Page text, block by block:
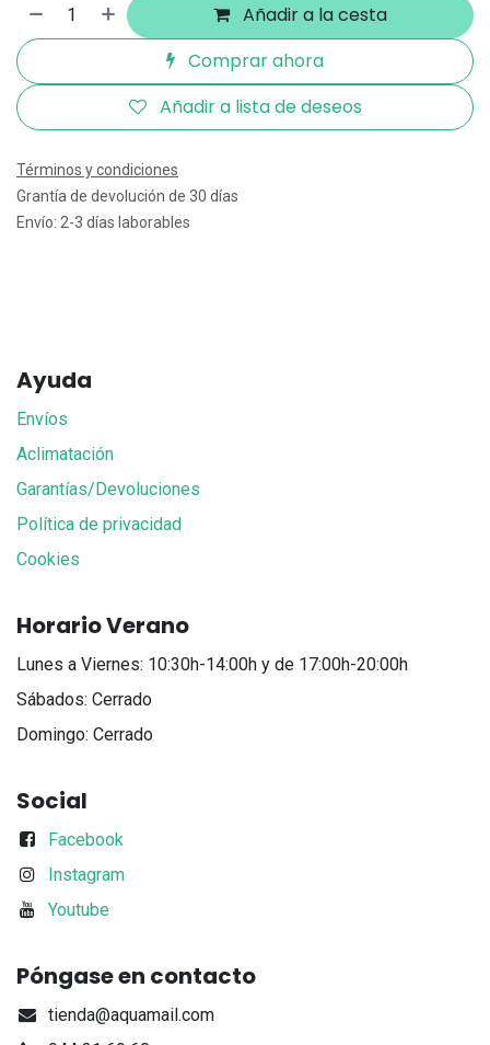
Añadir a la cesta
Comprar ahora
Añadir a lista de deseos
Términos y condiciones
Grantía de devolución de 30 días
Envío: 2-3 días laborables
Ayuda
Envíos
Aclimatación
Garantías/Devoluciones
Política de privacidad
Cookies
Horario Verano
Lunes a Viernes: 10:30h-14:00h y de 17:00h-20:00h
Sábados: Cerrado
Domingo: Cerrado
Social
Facebook
Instagram
Youtube
Póngase en contacto
tienda@aquamail.com